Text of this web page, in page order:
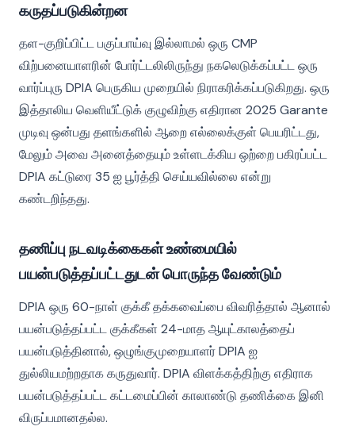
கருதப்படுகின்றன
தள-குறிப்பிட்ட பகுப்பாய்வு இல்லாமல் ஒரு CMP
விற்பனையாளரின் போர்ட்டலிலிருந்து நகலெடுக்கப்பட்ட ஒரு
வார்ப்புரு DPIA பெருகிய முறையில் நிராகரிக்கப்படுகிறது. ஒரு
இத்தாலிய வெளியீட்டுக் குழுவிற்கு எதிரான 2025 Garante
முடிவு ஒன்பது தளங்களில் ஆறை எல்லைக்குள் பெயரிட்டது,
மேலும் அவை அனைத்தையும் உள்ளடக்கிய ஒற்றை பகிரப்பட்ட
DPIA கட்டுரை 35 ஐ பூர்த்தி செய்யவில்லை என்று
கண்டறிந்தது.
தணிப்பு நடவடிக்கைகள் உண்மையில்
பயன்படுத்தப்பட்டதுடன் பொருந்த வேண்டும்
DPIA ஒரு 60-நாள் குக்கீ தக்கவைப்பை விவரித்தால் ஆனால்
பயன்படுத்தப்பட்ட குக்கீகள் 24-மாத ஆயுட்காலத்தைப்
பயன்படுத்தினால், ஒழுங்குமுறையாளர் DPIA ஐ
துல்லியமற்றதாக கருதுவார். DPIA விளக்கத்திற்கு எதிராக
பயன்படுத்தப்பட்ட கட்டமைப்பின் காலாண்டு தணிக்கை இனி
விருப்பமானதல்ல.